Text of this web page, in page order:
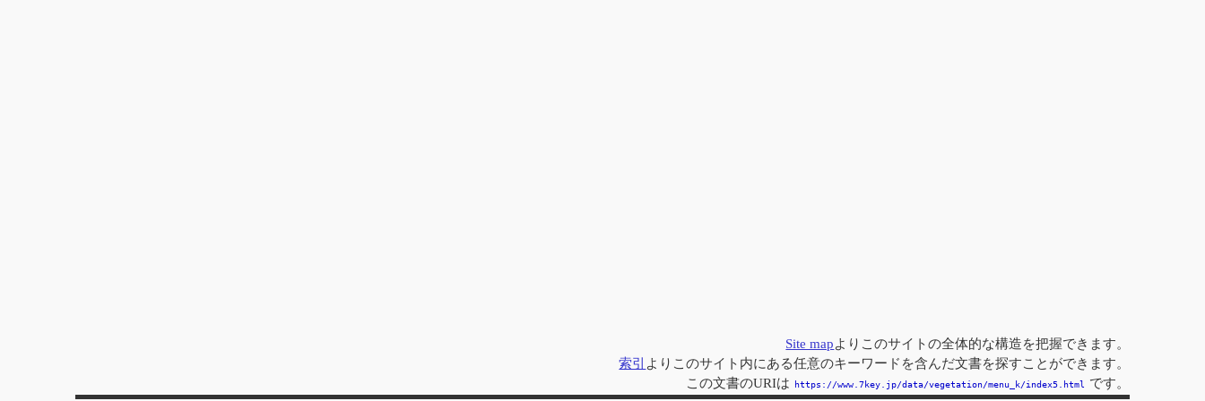
Site mapよりこのサイトの全体的な構造を把握できます。
索引 よりこのサイト内にある任意のキーワードを含んだ文書を探すことができます。
この文書のURIは
https://www.7key.jp/data/vegetation/menu_k/index5.html です。